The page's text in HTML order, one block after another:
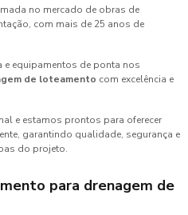
no mercado de obras de
com mais de 25 anos de
equipamentos de ponta nos
de loteamento com excelência e
e estamos prontos para oferecer
garantindo qualidade, segurança e
do projeto.
para drenagem de